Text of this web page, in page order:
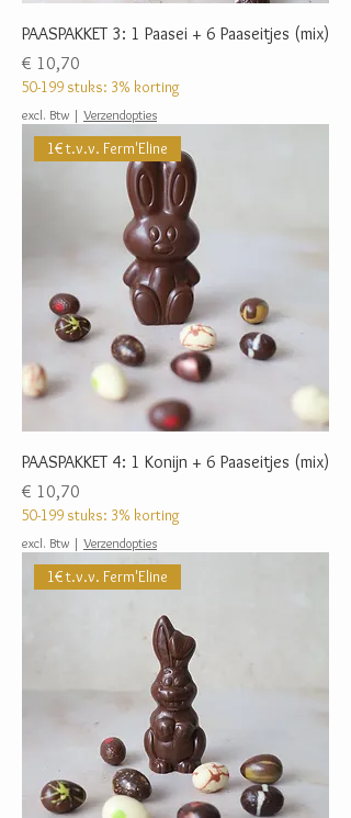
PAASPAKKET 3: 1 Paasei + 6 Paaseitjes (mix)
Prijs
€ 10,70
50-199 stuks: 3% korting
excl. Btw | Verzendopties
1€ t.v.v. Ferm'Eline
PAASPAKKET 4: 1 Konijn + 6 Paaseitjes (mix)
Prijs
€ 10,70
50-199 stuks: 3% korting
excl. Btw | Verzendopties
1€ t.v.v. Ferm'Eline